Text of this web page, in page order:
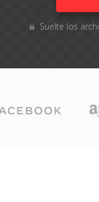
Suelte los